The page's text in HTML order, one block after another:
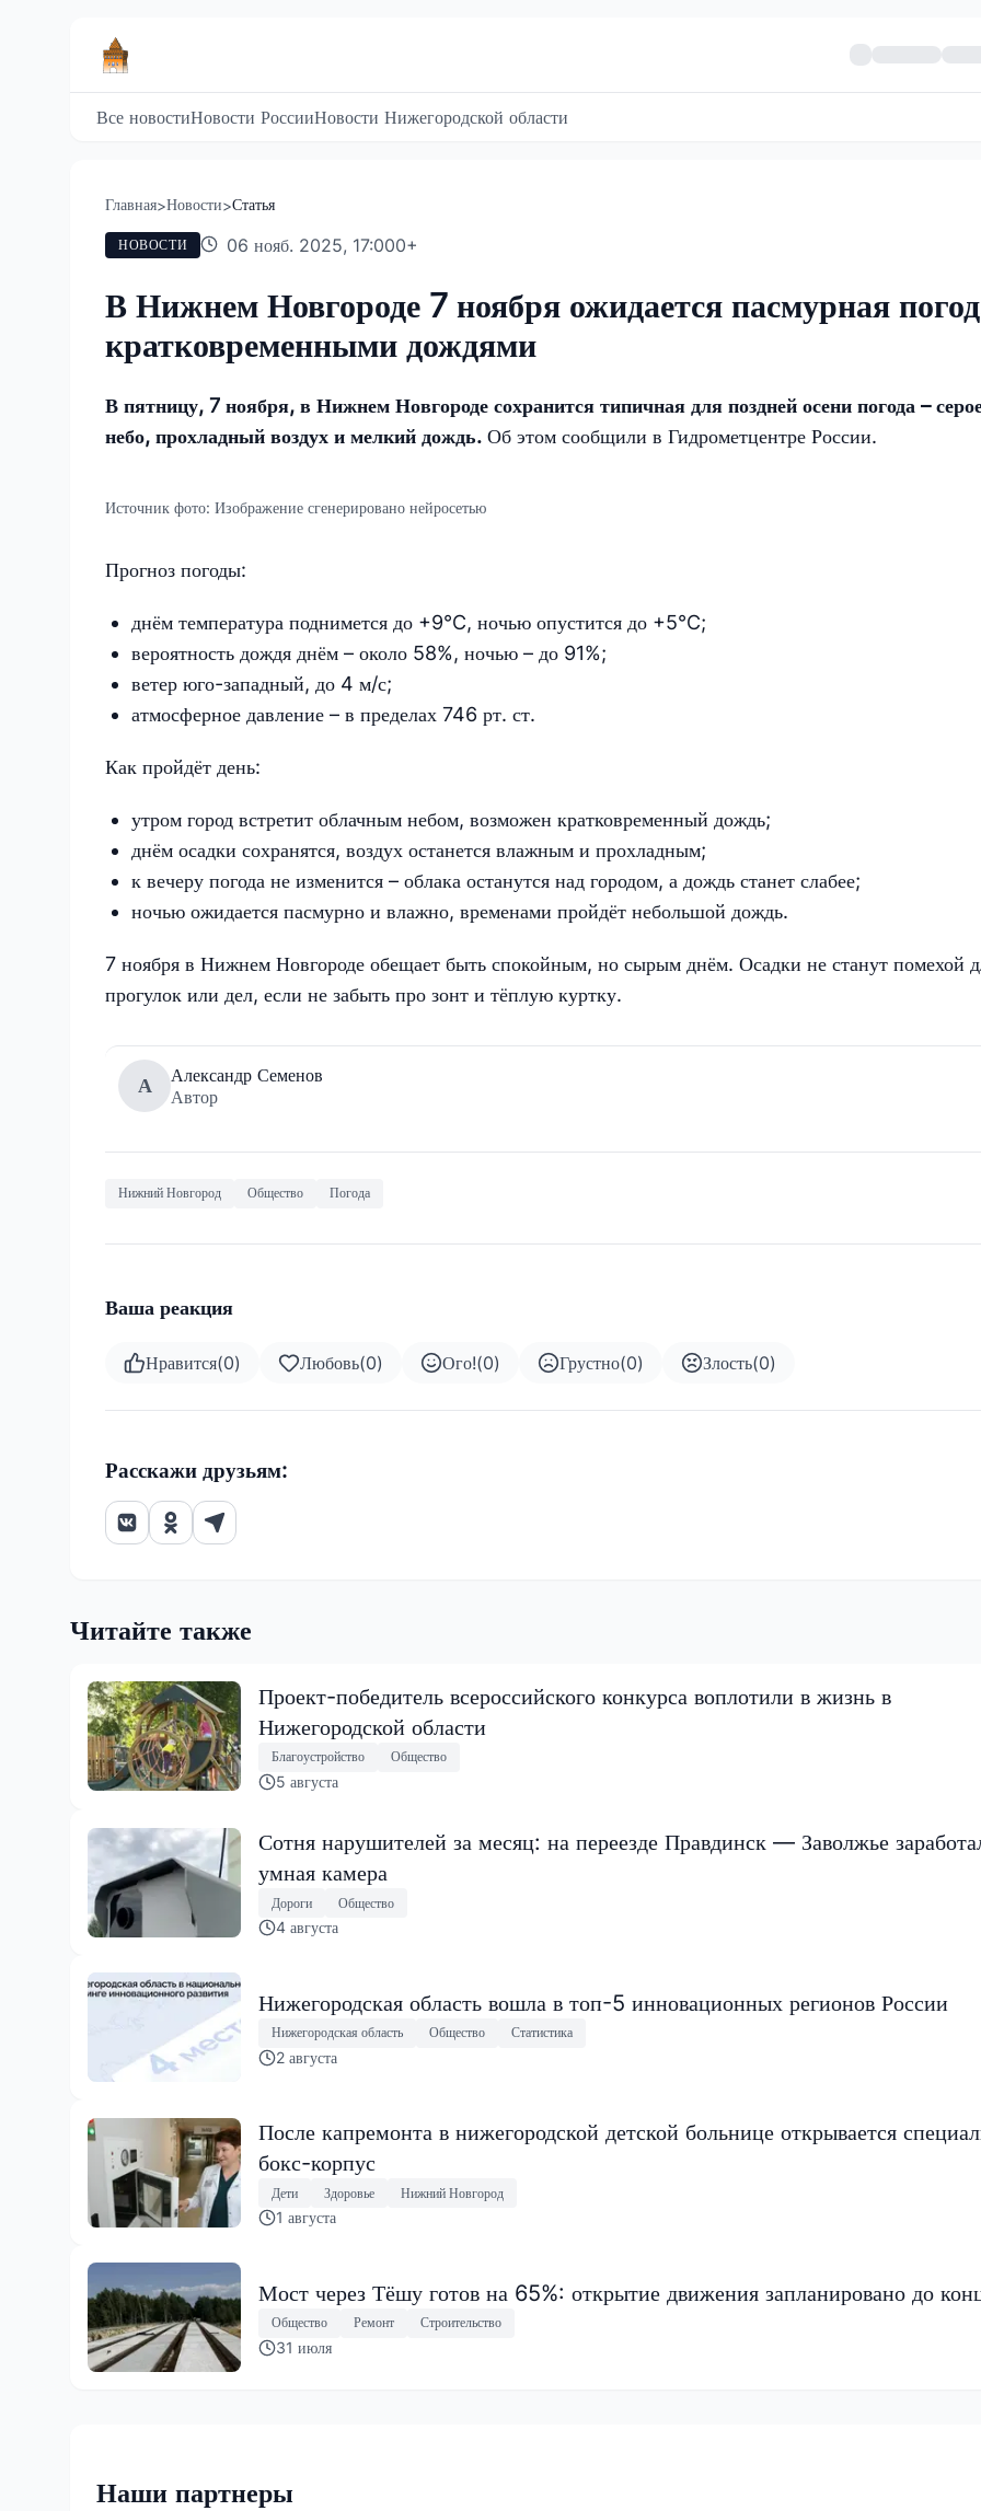
Все новостиНовости РоссииНовости Нижегородской области
Главная>Новости>Статья
НОВОСТИ 06 нояб. 2025, 17:000+
В Нижнем Новгороде 7 ноября ожидается пасмурная
кратковременными дождями
В пятницу, 7 ноября, в Нижнем Новгороде сохранится типичная для поздней осени погода –
небо, прохладный воздух и мелкий дождь. Об этом сообщили в Гидрометцентре России.
Источник фото: Изображение сгенерировано нейросетью
Прогноз погоды:
днём температура поднимется до +9°C, ночью опустится до +5°C;
вероятность дождя днём – около 58%, ночью – до 91%;
ветер юго-западный, до 4 м/с;
атмосферное давление – в пределах 746 рт. ст.
Как пройдёт день:
утром город встретит облачным небом, возможен кратковременный дождь;
днём осадки сохранятся, воздух останется влажным и прохладным;
к вечеру погода не изменится – облака останутся над городом, а дождь станет слабее;
ночью ожидается пасмурно и влажно, временами пройдёт небольшой дождь.
7 ноября в Нижнем Новгороде обещает быть спокойным, но сырым днём. Осадки не станут помехой
прогулок или дел, если не забыть про зонт и тёплую куртку.
А
Александр Семенов
Автор
Нижний Новгород Общество Погода
Ваша реакция
Нравится(0) Любовь(0) Ого!(0) Грустно(0) Злость(0)
Расскажи друзьям:
Читайте также
Проект-победитель всероссийского конкурса воплотили в жизнь в
Нижегородской области
Благоустройство Общество
5 августа
Сотня нарушителей за месяц: на переезде Правдинск — Заволжье
умная камера
Дороги Общество
4 августа
Нижегородская область вошла в топ-5 инновационных регионов России
Нижегородская область Общество Статистика
2 августа
После капремонта в нижегородской детской больнице открывается
бокс-корпус
Дети Здоровье Нижний Новгород
1 августа
Мост через Тёшу готов на 65%: открытие движения запланировано до
Общество Ремонт Строительство
31 июля
Наши партнеры